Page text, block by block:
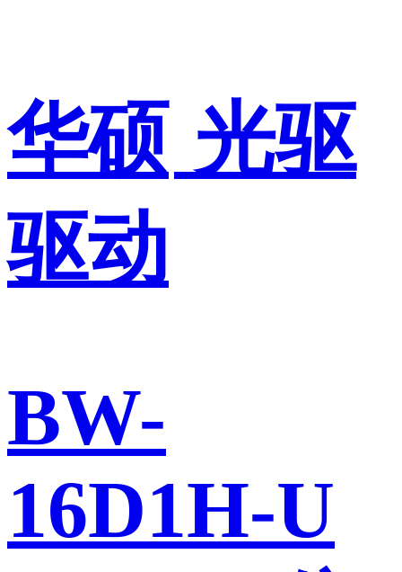
华硕 光驱
驱动
BW-
16D1H-U